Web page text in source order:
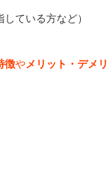
ている方など）
徴やメリット・デメリ